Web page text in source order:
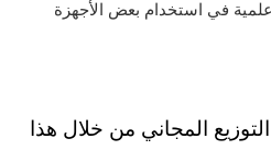
في استخدام بعض الأجهزة
المجاني من خلال هذا